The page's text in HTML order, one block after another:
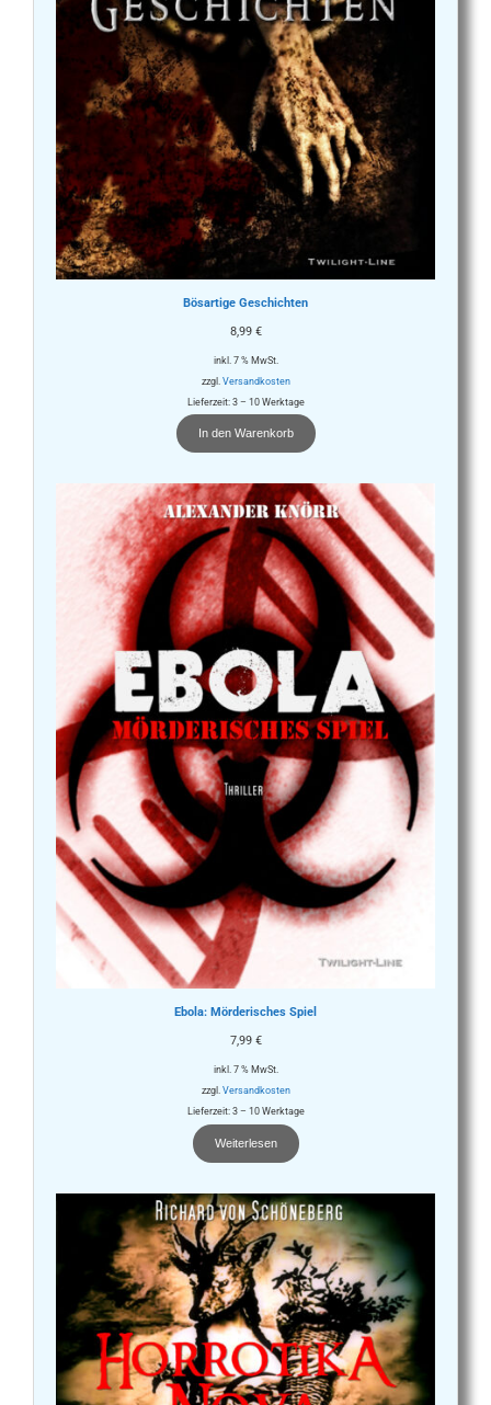
Bösartige Geschichten
8,99 €
inkl. 7 % MwSt.
zzgl. Versandkosten
Lieferzeit:3 – 10 Werktage
In den Warenkorb
Ebola: Mörderisches Spiel
7,99 €
inkl. 7 % MwSt.
zzgl. Versandkosten
Lieferzeit:3 – 10 Werktage
Weiterlesen